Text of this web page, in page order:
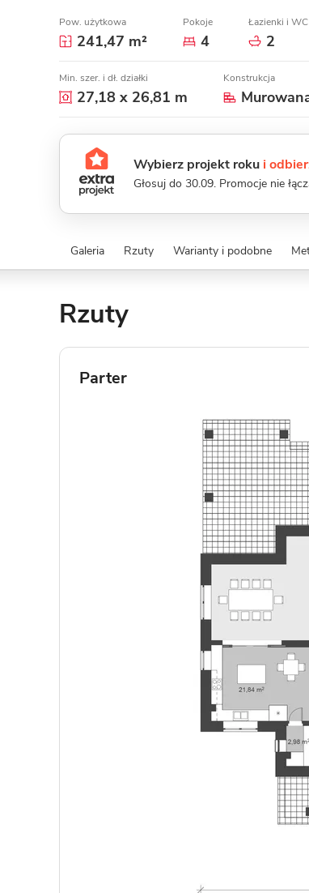
Pow. użytkowa
241,47 m²
Pokoje
4
Łazienki i WC
2
Min. szer. i dł. działki
27,18 x 26,81 m
Konstrukcja
Wybierz projekt roku i
Głosuj do 30.09. Promocje nie
Galeria Rzuty Warianty i podobne
Rzuty
Parter